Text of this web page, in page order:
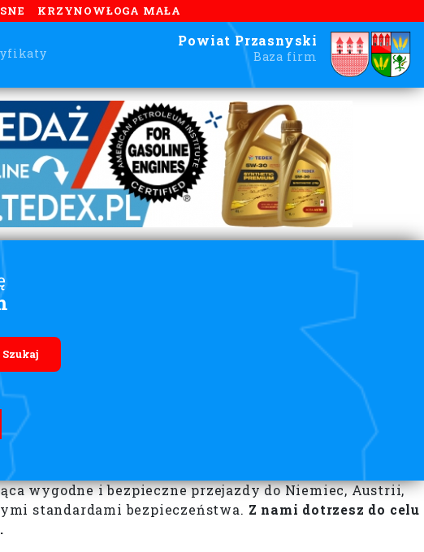
KRZYNOWŁOGA MAŁA
Powiat Przasnyski
Baza firm
wygodne i bezpieczne przejazdy do Niemiec, Austrii,
standardami bezpieczeństwa. Z nami dotrzesz do celu